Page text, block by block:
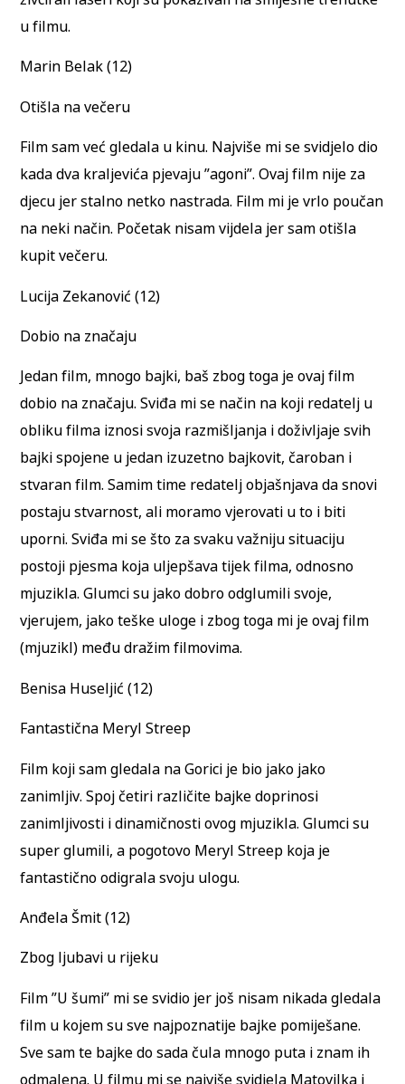
u filmu.
Marin Belak (12)
Otišla na večeru
Film sam već gledala u kinu. Najviše mi se svidjelo dio
kada dva kraljevića pjevaju ”agoni”. Ovaj film nije za
djecu jer stalno netko nastrada. Film mi je vrlo poučan
na neki način. Početak nisam vijdela jer sam otišla
kupit večeru.
Lucija Zekanović (12)
Dobio na značaju
Jedan film, mnogo bajki, baš zbog toga je ovaj film
dobio na značaju. Sviđa mi se način na koji redatelj u
obliku filma iznosi svoja razmišljanja i doživljaje svih
bajki spojene u jedan izuzetno bajkovit, čaroban i
stvaran film. Samim time redatelj objašnjava da snovi
postaju stvarnost, ali moramo vjerovati u to i biti
uporni. Sviđa mi se što za svaku važniju situaciju
postoji pjesma koja uljepšava tijek filma, odnosno
mjuzikla. Glumci su jako dobro odglumili svoje,
vjerujem, jako teške uloge i zbog toga mi je ovaj film
(mjuzikl) među dražim filmovima.
Benisa Huseljić (12)
Fantastična Meryl Streep
Film koji sam gledala na Gorici je bio jako jako
zanimljiv. Spoj četiri različite bajke doprinosi
zanimljivosti i dinamičnosti ovog mjuzikla. Glumci su
super glumili, a pogotovo Meryl Streep koja je
fantastično odigrala svoju ulogu.
Anđela Šmit (12)
Zbog ljubavi u rijeku
Film ”U šumi” mi se svidio jer još nisam nikada gledala
film u kojem su sve najpoznatije bajke pomiješane.
Sve sam te bajke do sada čula mnogo puta i znam ih
odmalena. U filmu mi se najviše svidjela Matovilka i